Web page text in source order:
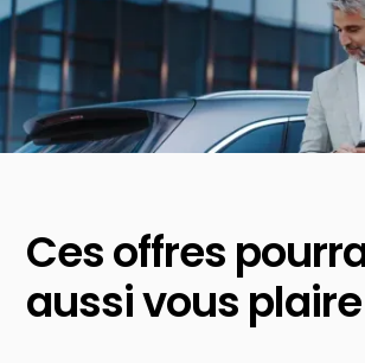
Ces offres
aussi vous plaire